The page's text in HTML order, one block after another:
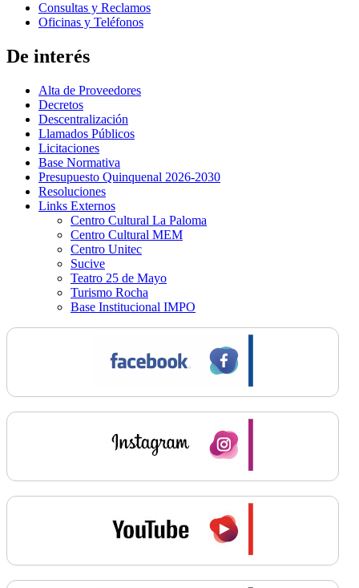
Consultas y Reclamos
Oficinas y Teléfonos
De interés
Alta de Proveedores
Decretos
Descentralización
Llamados Públicos
Licitaciones
Base Normativa
Presupuesto Quinquenal 2026-2030
Resoluciones
Links Externos
Centro Cultural La Paloma
Centro Cultural MEM
Centro Unitec
Sucive
Teatro 25 de Mayo
Turismo Rocha
Base Institucional IMPO